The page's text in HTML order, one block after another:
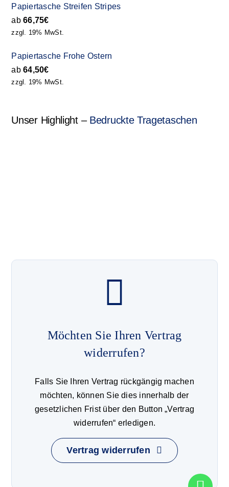
Papiertasche Streifen Stripes
ab66,75€
zzgl. 19% MwSt.
Papiertasche Frohe Ostern
ab64,50€
zzgl. 19% MwSt.
Unser Highlight – Bedruckte Tragetaschen
Möchten Sie Ihren Vertrag
widerrufen?
Falls Sie Ihren Vertrag rückgängig machen
möchten, können Sie dies innerhalb der
gesetzlichen Frist über den Button „Vertrag
widerrufen“ erledigen.
Vertrag widerrufen